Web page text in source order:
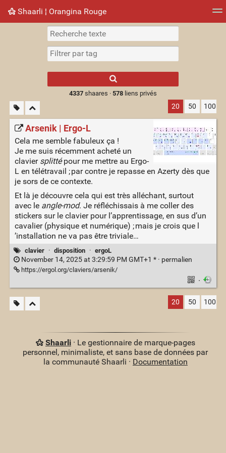
Shaarli ¦ Orangina Rouge
Nuage de tags Mur d'images
results.
4337shaares · 578liens privés
20 50 100
Arsenik | Ergo‑L
Cela me semble fabuleux ça !
Je me suis récemment acheté un
clavier splittépour me mettre au Ergo-
L en télétravail ; par contre je repasse en Azerty dès que
je sors de ce contexte.
Et là je découvre cela qui est très alléchant, surtout
avec le angle-mod. Je réfléchissais à me coller des
stickers sur le clavier pour l’apprentissage, en sus d’un
cavalier (physique et numérique) ; mais je crois que l
’installation ne va pas être triviale…
clavier · disposition · ergoL
November 14, 2025 at 3:29:59 PM GMT+1 * · permalien
https://ergol.org/claviers/arsenik/
·
20 50 100
Shaarli· Le gestionnaire de marque-pages
personnel, minimaliste, et sans base de données par
la communauté Shaarli · Documentation